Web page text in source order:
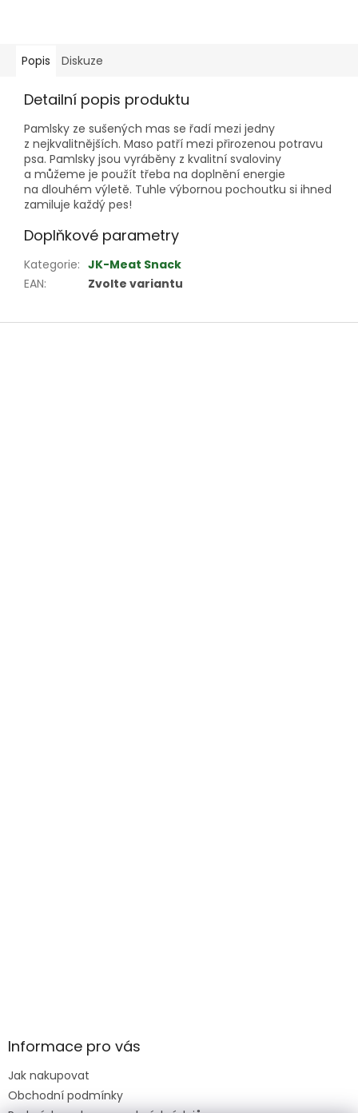
Popis Diskuze
Detailní popis produktu
Pamlsky ze sušených mas se řadí mezi jedny
z nejkvalitnějších. Maso patří mezi přirozenou potravu
psa. Pamlsky jsou vyráběny z kvalitní svaloviny
a můžeme je použít třeba na doplnění energie
na dlouhém výletě. Tuhle výbornou pochoutku si ihned
zamiluje každý pes!
Doplňkové parametry
Kategorie: JK-Meat Snack
EAN: Zvolte variantu
Z
Informace pro vás
Jak nakupovat
Obchodní podmínky